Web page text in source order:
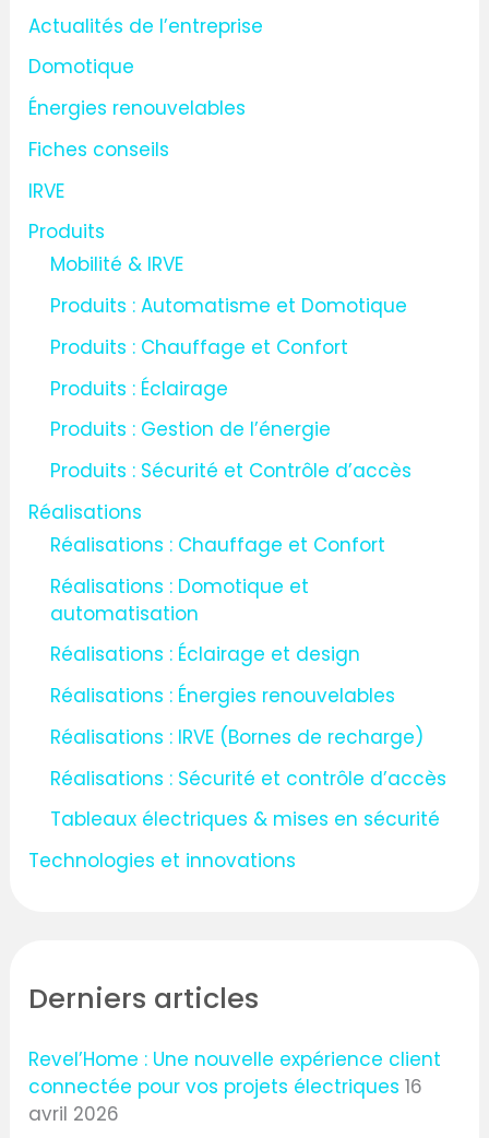
c
h
e
r
:
Actualités de l’entreprise
Domotique
Énergies renouvelables
Fiches conseils
IRVE
Produits
Mobilité & IRVE
Produits : Automatisme et Domotique
Produits : Chauffage et Confort
Produits : Éclairage
Produits : Gestion de l’énergie
Produits : Sécurité et Contrôle d’accès
Réalisations
Réalisations : Chauffage et Confort
Réalisations : Domotique et
automatisation
Réalisations : Éclairage et design
Réalisations : Énergies renouvelables
Réalisations : IRVE (Bornes de recharge)
Réalisations : Sécurité et contrôle d’accès
Tableaux électriques & mises en sécurité
Technologies et innovations
Derniers articles
Revel’Home : Une nouvelle expérience client
connectée pour vos projets électriques 16
avril 2026